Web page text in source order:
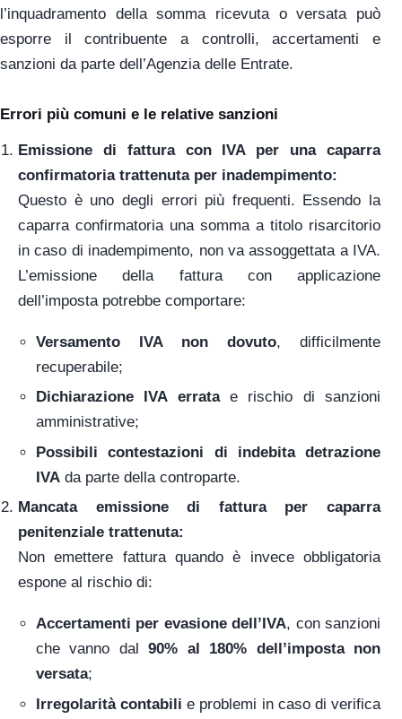
l’inquadramento della somma ricevuta o versata può
esporre il contribuente a controlli, accertamenti e
sanzioni da parte dell’Agenzia delle Entrate.
Errori più comuni e le relative sanzioni
Emissione di fattura con IVA per una caparra
confirmatoria trattenuta per inadempimento:
Questo è uno degli errori più frequenti. Essendo la
caparra confirmatoria una somma a titolo risarcitorio
in caso di inadempimento, non va assoggettata a IVA.
L’emissione della fattura con applicazione
dell’imposta potrebbe comportare:
Versamento IVA non dovuto, difficilmente
recuperabile;
Dichiarazione IVA erratae rischio di sanzioni
amministrative;
Possibili contestazioni di indebita detrazione
IVA da parte della controparte.
Mancata emissione di fattura per caparra
penitenziale trattenuta:
Non emettere fattura quando è invece obbligatoria
espone al rischio di:
Accertamenti per evasione dell’IVA, con sanzioni
che vanno dal90% al 180% dell’imposta non
versata;
Irregolarità contabili e problemi in caso di verifica